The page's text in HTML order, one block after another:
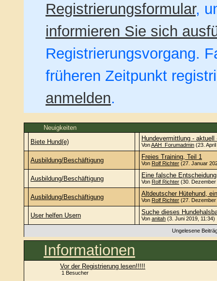
Registrierungsformular,
informieren Sie sich
Registrierungsvorgang.
früheren Zeitpunkt
anmelden.
Neuigkeiten
Biete Hund(e)
Hundevermittlung - aktuell
VonAAH_Forumadmin (23.
Ausbildung/Beschäftigung Freies Training, Teil 1
Von Rolf Richter (27. Januar
Ausbildung/Beschäftigung Eine falsche Entscheidung
Von Rolf Richter (30.
Ausbildung/Beschäftigung Altdeutscher Hütehund,
Von Rolf Richter (27. Dezember
User helfen Usern Suche dieses
Von anitah (3. Juni 2019, 11:34)
Ungelesene
Informationen
Vor der Registrierung lesen!!!!!
1 Besucher